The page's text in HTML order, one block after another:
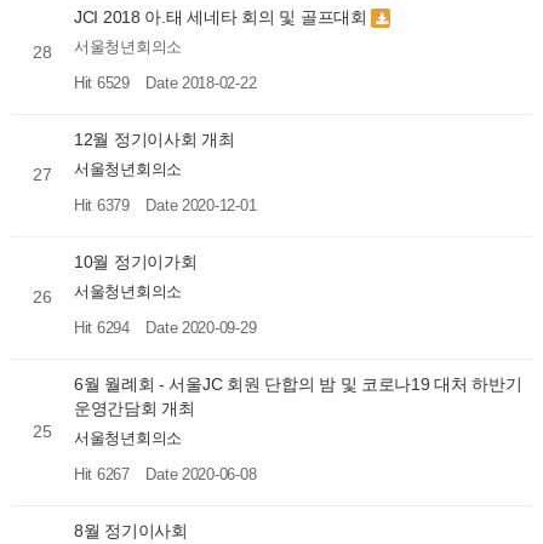
28
JCI 2018 아.태 세네타 회의 및 골프대회
서울청년회의소
Hit 6529
Date 2018-02-22
27
12월 정기이사회 개최
서울청년회의소
Hit 6379
Date 2020-12-01
26
10월 정기이가회
서울청년회의소
Hit 6294
Date 2020-09-29
25
6월 월례회 - 서울JC 회원 단합의 밤 및 코로나19 대처 하반기
운영간담회 개최
서울청년회의소
Hit 6267
Date 2020-06-08
8월 정기이사회